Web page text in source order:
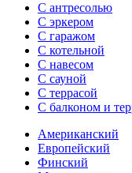
С антресолью
С эркером
С гаражом
С котельной
С навесом
С сауной
С террасой
С балконом и
Американский
Европейский
Финский